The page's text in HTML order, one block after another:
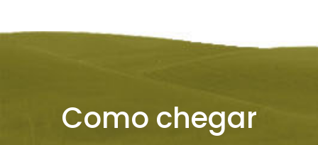
Como chegar